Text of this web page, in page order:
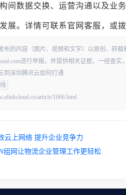
间数据交换、运营沟通以及业
展。详情可联系官网客服，或
布的内容（图片、视频和文字）以原创、转
进行举报，并提供相关证据，一经查
到深圳腾讯云如何打通
article/1066.html
云上网络 提升企业竞争力
组网让物流企业管理工作更轻松